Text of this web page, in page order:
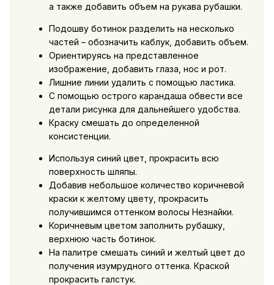
а также добавить объем на рукава рубашки.
Подошву ботинок разделить на несколько
частей – обозначить каблук, добавить объем.
Ориентируясь на представленное
изображение, добавить глаза, нос и рот.
Лишние линии удалить с помощью ластика.
С помощью острого карандаша обвести все
детали рисунка для дальнейшего удобства.
Краску смешать до определенной
консистенции.
Используя синий цвет, прокрасить всю
поверхность шляпы.
Добавив небольшое количество коричневой
краски к желтому цвету, прокрасить
получившимся оттенком волосы Незнайки.
Коричневым цветом заполнить рубашку,
верхнюю часть ботинок.
На палитре смешать синий и желтый цвет до
получения изумрудного оттенка. Краской
прокрасить галстук.